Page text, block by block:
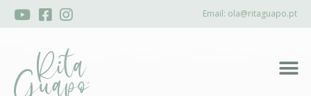
Email: ola@ritaguapo.pt